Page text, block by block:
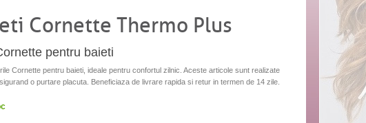
Cornette Thermo Plus
pentru baieti
Cornette pentru baieti, ideale pentru confortul zilnic. Aceste articole sunt realizate
o purtare placuta. Beneficiaza de livrare rapida si retur in termen de 14 zile.